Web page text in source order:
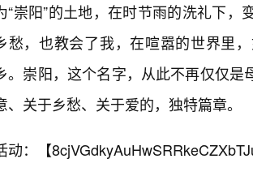
“崇阳”的土地，在时节雨的洗礼下
愁，也教会了我，在喧嚣的世界里
。崇阳，这个名字，从此不再仅仅
、关于乡愁、关于爱的，独特篇章。
动：【